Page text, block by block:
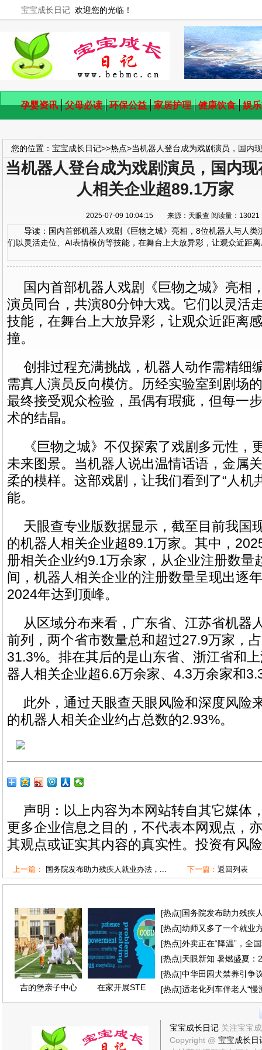
宝宝成长日记 欢迎您的光临！
孕婴资讯 父母必读 环保公益 家居护理 健康饮食 娱
您的位置： 宝宝成长日记>>热点>当机器人登台成为戏剧演员，国内
当机器人登台成为戏剧演员，国内现
人相关企业超89.1万家
2025-07-09 10:04:15 来源：天眼查 阅读量：
导读：国内首部机器人戏剧《巨物之城》亮相，8位机器人与人类
们以灵活走位、AI表情模仿等技能，在舞台上大放异彩，让观众近距
国内首部机器人戏剧《巨物之城》亮相
演员同台，共演80分钟大戏。它们以灵活
技能，在舞台上大放异彩，让观众近距离
撞。
创排过程充满挑战，机器人动作需精细
需真人演员反向模仿。历经实验室到剧场
最终接受观众检验，虽偶有瑕疵，但每一
术的结晶。
《巨物之城》不仅探索了戏剧多元性，
未来图景。当机器人说出温情话语，金属
柔的模样。这部戏剧，让我们看到了“人机
能。
天眼查专业版数据显示，截至目前我国
的机器人相关企业超89.1万家。其中，
册相关企业约9.1万余家，从企业注册数量
间，机器人相关企业的注册数量呈现出逐
2024年达到顶峰。
从区域分布来看，广东省、江苏省机器
前列，两个省市数量总和超过27.9万家，
31.3%。排在其后的是山东省、浙江省和
器人相关企业超6.6万余家、4.3万余家和
此外，通过天眼查天眼风险和深度风险
的机器人相关企业约占总数的2.93%。
声明：以上内容为本网站转自其它媒体
更多企业信息之目的，不代表本网观点，
其观点或证实其内容的真实性。投资有风
上一篇： 国务院发布助力残疾人就业办法，... 下一篇： 返回列表
吉的堡亲子中心 在家开展STE
[热点]国务院发布助力残疾
[热点]幼师又多了一个就业
[热点]外卖正在“降温”，全
[热点]天眼新知 暑燃盛夏：
[热点]中华田园犬禁养引争
[热点]适老化列车伴老人“慢
宝宝成长日记 关注宝宝
Copyright @ 宝宝成长日